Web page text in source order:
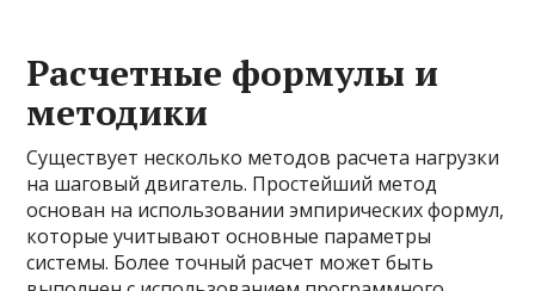
Расчетные формулы и
методики
Существует несколько методов расчета нагрузки
на шаговый двигатель. Простейший метод
основан на использовании эмпирических формул,
которые учитывают основные параметры
системы. Более точный расчет может быть